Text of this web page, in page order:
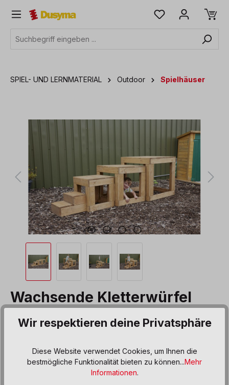
springen
SPIEL- UND LERNMATERIAL Outdoor Spielhäuser
Wachsende Kletterwürfel
Produktnummer:601004
Preise inkl. MwSt. zzgl. Versand- bzw. Frachtkosten
Produkt Anzahl: Gib den
Wir respektieren deine Privatsphäre
Diese Website verwendet Cookies, um Ihnen die
bestmögliche Funktionalität bieten zu können...Mehr
Informationen.